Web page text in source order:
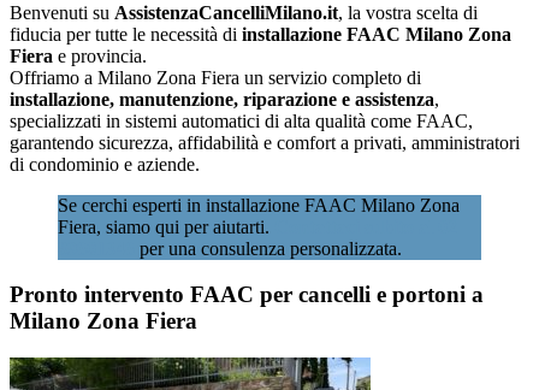
Benvenuti su AssistenzaCancelliMilano.it, la vostra scelta di
fiducia per tutte le necessità di installazione FAAC Milano Zona
Fiera e provincia.
Offriamo a Milano Zona Fiera un servizio completo di
installazione, manutenzione, riparazione e assistenza,
specializzati in sistemi automatici di alta qualità come FAAC,
garantendo sicurezza, affidabilità e comfort a privati, amministratori
di condominio e aziende.
Se cerchi esperti in installazione FAAC Milano Zona
Fiera, siamo qui per aiutarti.
per una consulenza personalizzata.
Pronto intervento FAAC per cancelli e portoni a
Milano Zona Fiera